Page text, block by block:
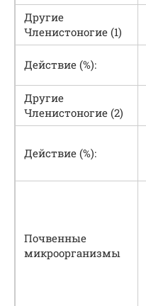
Другие
Членистоногие (1)
Действие (%):
Другие
Членистоногие (2)
Действие (%):
Почвенные
микроорганизмы